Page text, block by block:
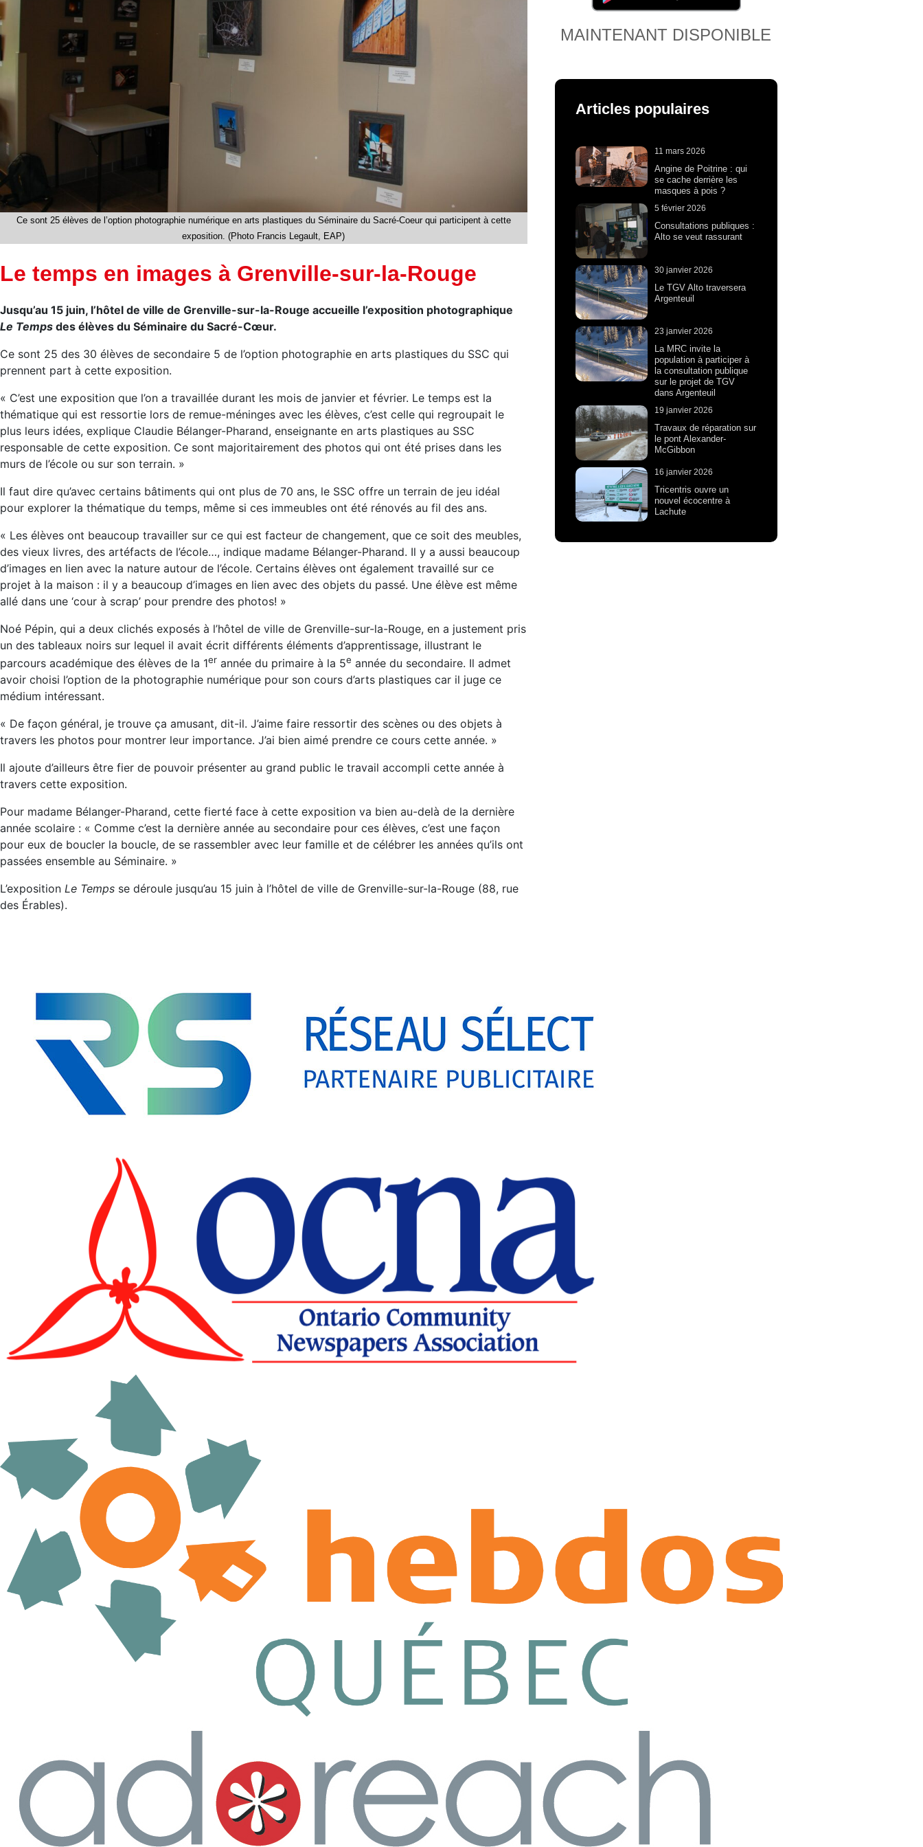
Ce sont 25 élèves de l’option photographie numérique en arts plastiques du Séminaire du Sacré-Coeur qui participent à cette
exposition. (Photo Francis Legault, EAP)
Le temps en images à Grenville-sur-la-Rouge
Jusqu’au 15 juin, l’hôtel de ville de Grenville-sur-la-Rouge accueille l’exposition photographique
Le Temps des élèves du Séminaire du Sacré-Cœur.
Ce sont 25 des 30 élèves de secondaire 5 de l’option photographie en arts plastiques du SSC qui
prennent part à cette exposition.
« C’est une exposition que l’on a travaillée durant les mois de janvier et février. Le temps est la
thématique qui est ressortie lors de remue-méninges avec les élèves, c’est celle qui regroupait le
plus leurs idées, explique Claudie Bélanger-Pharand, enseignante en arts plastiques au SSC
responsable de cette exposition. Ce sont majoritairement des photos qui ont été prises dans les
murs de l’école ou sur son terrain. »
Il faut dire qu’avec certains bâtiments qui ont plus de 70 ans, le SSC offre un terrain de jeu idéal
pour explorer la thématique du temps, même si ces immeubles ont été rénovés au fil des ans.
« Les élèves ont beaucoup travailler sur ce qui est facteur de changement, que ce soit des meubles,
des vieux livres, des artéfacts de l’école…, indique madame Bélanger-Pharand. Il y a aussi beaucoup
d’images en lien avec la nature autour de l’école. Certains élèves ont également travaillé sur ce
projet à la maison : il y a beaucoup d’images en lien avec des objets du passé. Une élève est même
allé dans une ‘cour à scrap’ pour prendre des photos! »
Noé Pépin, qui a deux clichés exposés à l’hôtel de ville de Grenville-sur-la-Rouge, en a justement pris
un des tableaux noirs sur lequel il avait écrit différents éléments d’apprentissage, illustrant le
parcours académique des élèves de la 1er année du primaire à la 5e année du secondaire. Il admet
avoir choisi l’option de la photographie numérique pour son cours d’arts plastiques car il juge ce
médium intéressant.
« De façon général, je trouve ça amusant, dit-il. J’aime faire ressortir des scènes ou des objets à
travers les photos pour montrer leur importance. J’ai bien aimé prendre ce cours cette année. »
Il ajoute d’ailleurs être fier de pouvoir présenter au grand public le travail accompli cette année à
travers cette exposition.
Pour madame Bélanger-Pharand, cette fierté face à cette exposition va bien au-delà de la dernière
année scolaire : « Comme c’est la dernière année au secondaire pour ces élèves, c’est une façon
pour eux de boucler la boucle, de se rassembler avec leur famille et de célébrer les années qu’ils ont
passées ensemble au Séminaire. »
L’exposition Le Temps se déroule jusqu’au 15 juin à l’hôtel de ville de Grenville-sur-la-Rouge (88, rue
des Érables).
MAINTENANT DISPONIBLE
Articles populaires
11 mars 2026
Angine de Poitrine : qui
se cache derrière les
masques à pois ?
5 février 2026
Consultations publiques :
Alto se veut rassurant
30 janvier 2026
Le TGV Alto traversera
Argenteuil
23 janvier 2026
La MRC invite la
population à participer à
la consultation publique
sur le projet de TGV
dans Argenteuil
19 janvier 2026
Travaux de réparation sur
le pont Alexander-
McGibbon
16 janvier 2026
Tricentris ouvre un
nouvel écocentre à
Lachute